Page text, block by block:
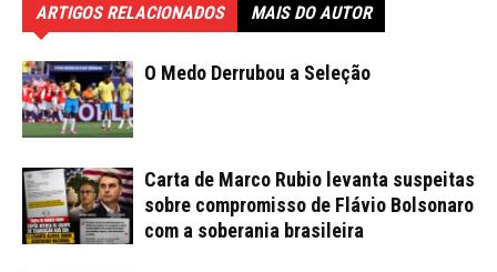
ARTIGOS RELACIONADOS MAIS DO AUTOR
O Medo Derrubou a Seleção
Carta de Marco Rubio levanta suspeitas
sobre compromisso de Flávio Bolsonaro
com a soberania brasileira